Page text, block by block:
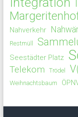
Nahverkehr
Restmüll
Seestädter Platz
Telekom Trödel
Weihnachtsbaum